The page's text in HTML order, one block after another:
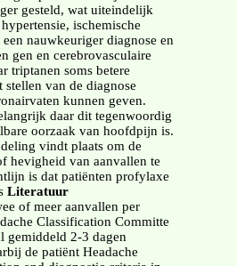
gesteld, wat uiteindelijk
ischemische
nauwkeuriger diagnose en
gen en cerebrovasculaire
triptanen soms betere
stellen van de diagnose
kunnen geven.
daar dit tegenwoordig
oorzaak van hoofdpijn is.
vindt plaats om de
hevigheid van aanvallen te
is dat patiënten profylaxe
Literatuur
of meer aanvallen per
Classification Committe
gemiddeld 2-3 dagen
de patiënt Headache